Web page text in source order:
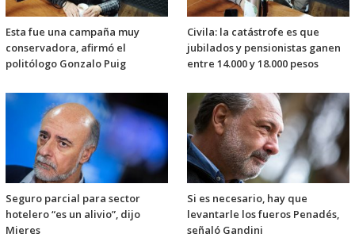
Esta fue una campaña muy
conservadora, afirmó el
politólogo Gonzalo Puig
Civila: la catástrofe es que
jubilados y pensionistas ganen
entre 14.000 y 18.000 pesos
Seguro parcial para sector
hotelero “es un alivio”, dijo
Mieres
Si es necesario, hay que
levantarle los fueros Penadés,
señaló Gandini